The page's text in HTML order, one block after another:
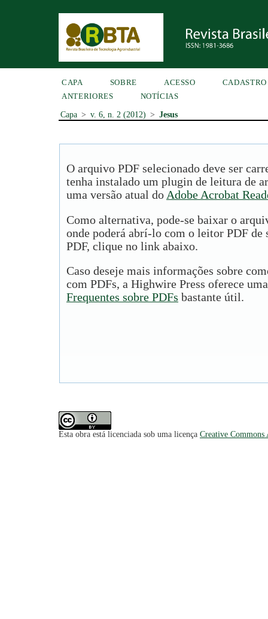
CAPA SOBRE ACESSO
CADASTRO
ANTERIORES
NOTÍCIAS
Capa > v. 6, n. 2 (2012) > Jesus
O arquivo PDF selecionado deve ser
tenha instalado um plugin de leitura de
uma versão atual do Adobe Acrobat
Como alternativa, pode-se baixar o
onde poderá abrí-lo com o leitor PDF de
PDF, clique no link abaixo.
Caso deseje mais informações sobre
com PDFs, a Highwire Press oferece
Frequentes sobre PDFs bastante útil.
Esta obra está licenciada sob uma licença Creative